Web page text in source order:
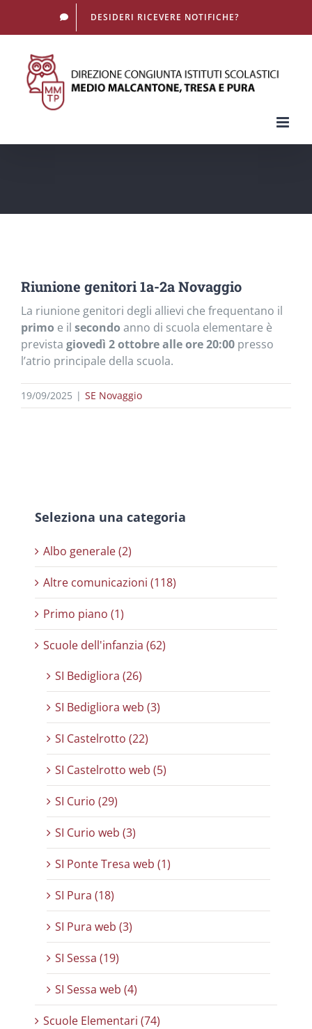
DESIDERI RICEVERE NOTIFICHE?
Riunione genitori 1a-2a Novaggio
La riunione genitori degli allievi che frequentano il
primo e il secondo anno di scuola elementare è
prevista giovedì 2 ottobre alle ore 20:00 presso
l’atrio principale della scuola.
19/09/2025 | SE Novaggio
Seleziona una categoria
Albo generale (2)
Altre comunicazioni (118)
Primo piano (1)
Scuole dell'infanzia (62)
SI Bedigliora (26)
SI Bedigliora web (3)
SI Castelrotto (22)
SI Castelrotto web (5)
SI Curio (29)
SI Curio web (3)
SI Ponte Tresa web (1)
SI Pura (18)
SI Pura web (3)
SI Sessa (19)
SI Sessa web (4)
Scuole Elementari (74)